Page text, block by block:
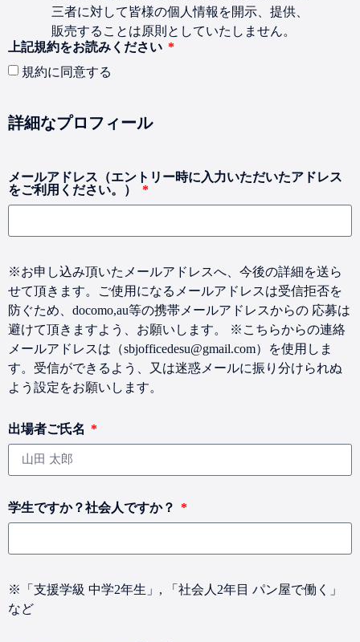
三者に対して皆様の個人情報を開示、提供、
販売することは原則としていたしません。
上記規約をお読みください
規約に同意する
詳細なプロフィール
メールアドレス（エントリー時に入力いただいたアドレス
をご利用ください。）
※お申し込み頂いたメールアドレスへ、今後の詳細を送ら
せて頂きます。ご使用になるメールアドレスは受信拒否を
防ぐため、docomo,au等の携帯メールアドレスからの 応募は
避けて頂きますよう、お願いします。 ※こちらからの連絡
メールアドレスは（sbjofficedesu@gmail.com）を使用しま
す。受信ができるよう、又は迷惑メールに振り分けられぬ
よう設定をお願いします。
出場者ご氏名
学生ですか？社会人ですか？
※「支援学級 中学2年生」, 「社会人2年目 パン屋で働く」
など